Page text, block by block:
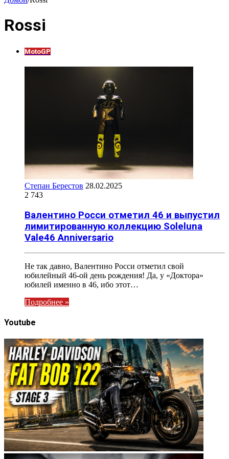
Rossi
MotoGP
Степан Берестов 28.02.2025
2 743
Валентино Росси отметил 46 и выпустил
лимитированную коллекцию Soleluna
Vale46 Anniversario
Не так давно, Валентино Росси отметил свой
юбилейный 46-ой день рождения! Да, у «Доктора»
юбилей именно в 46, ибо этот…
Подробнее »
Youtube